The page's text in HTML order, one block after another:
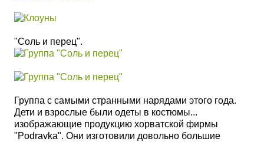
"Соль и перец".
Группа с самыми странными нарядами этого года.
Дети и взрослые были одеты в костюмы...
изображающие продукцию хорватской фирмы
"Podravka". Они изготовили довольно большие